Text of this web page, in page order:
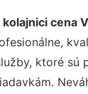
kolajnici cena
ktoré sú